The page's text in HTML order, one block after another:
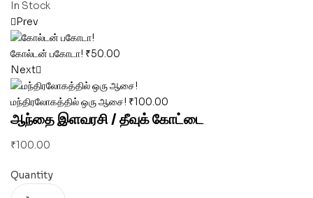
In Stock
Prev
கோல்டன் பகோடா! ₹50.00
Next
மந்திரலோகத்தில் ஒரு ஆசை! ₹100.00
ஆந்தை இளவரசி / தீவுக் கோட்டை
₹100.00
Quantity